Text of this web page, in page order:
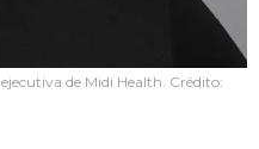
de Midi Health. Crédito: